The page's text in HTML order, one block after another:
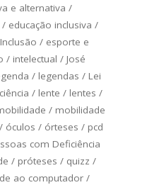
e alternativa /
/ educação inclusiva /
/ esporte e
/ intelectual / José
/ legendas / Lei
/ lente / lentes /
/ mobilidade
óculos / órteses / pcd
com Deficiência
/ próteses / quizz /
ao computador/